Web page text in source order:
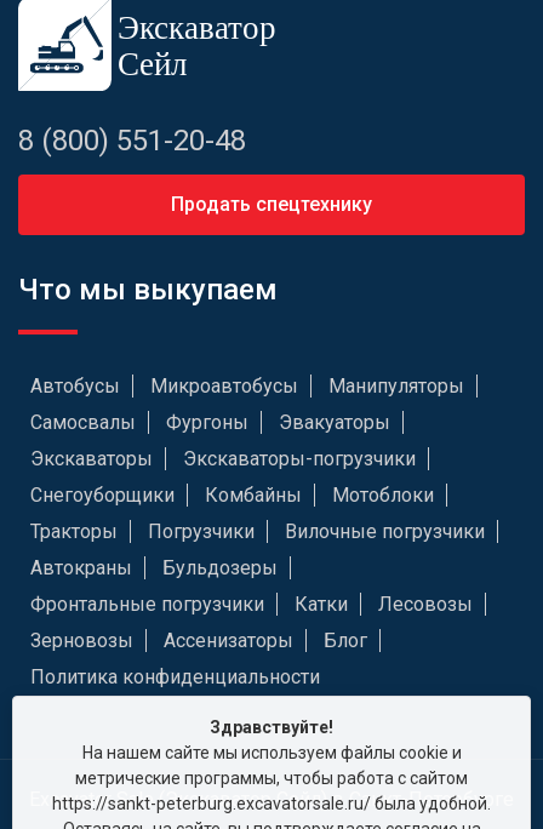
8 (800) 551-20-48
Продать спецтехнику
Что мы выкупаем
Автобусы Микроавтобусы
Манипуляторы
Самосвалы
Фургоны
Эвакуаторы
Экскаваторы
Экскаваторы-погрузчики
Снегоуборщики
Комбайны
Мотоблоки
Тракторы
Погрузчики
Вилочные погрузчики
Автокраны
Бульдозеры
Фронтальные погрузчики
Катки
Лесовозы
Зерновозы
Ассенизаторы
Блог
Политика конфиденциальности
Excavator Sale (Экскаватор Сейл) в Санкт-Петербурге
Здравствуйте!
На нашем сайте мы используем файлы cookie и
метрические программы, чтобы работа с сайтом
https://sankt-peterburg.excavatorsale.ru/ была удобной.